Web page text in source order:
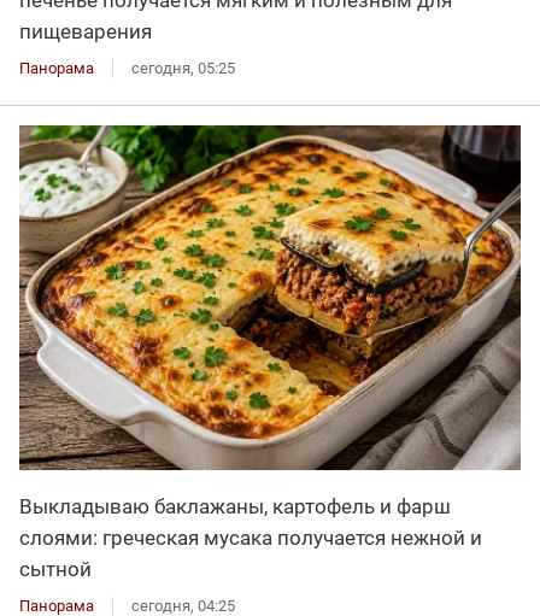
пищеварения
Панорама сегодня, 05:25
Выкладываю баклажаны, картофель и фарш
слоями: греческая мусака получается нежной и
сытной
Панорама сегодня, 04:25